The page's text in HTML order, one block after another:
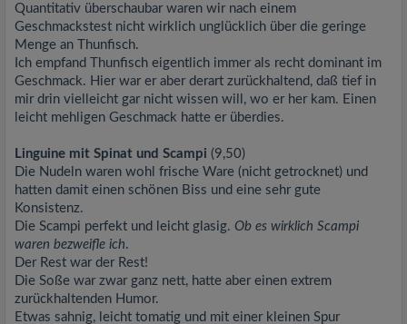
Quantitativ überschaubar waren wir nach einem
Geschmackstest nicht wirklich unglücklich über die geringe
Menge an Thunfisch.
Ich empfand Thunfisch eigentlich immer als recht dominant im
Geschmack. Hier war er aber derart zurückhaltend, daß tief in
mir drin vielleicht gar nicht wissen will, wo er her kam. Einen
leicht mehligen Geschmack hatte er überdies.
Linguine mit Spinat und Scampi (9,50)
Die Nudeln waren wohl frische Ware (nicht getrocknet) und
hatten damit einen schönen Biss und eine sehr gute
Konsistenz.
Die Scampi perfekt und leicht glasig. Ob es wirklich Scampi
waren bezweifle ich.
Der Rest war der Rest!
Die Soße war zwar ganz nett, hatte aber einen extrem
zurückhaltenden Humor.
Etwas sahnig, leicht tomatig und mit einer kleinen Spur